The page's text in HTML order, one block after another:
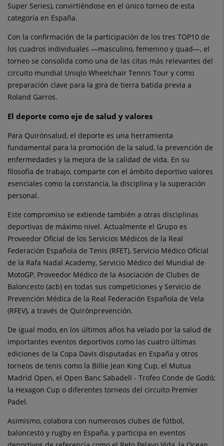
Super Series), convirtiéndose en el único torneo de esta
categoría en España.
Con la confirmación de la participación de los tres TOP10 de
los cuadros individuales —masculino, femenino y quad—, el
torneo se consolida como una de las citas más relevantes del
circuito mundial Uniqlo Wheelchair Tennis Tour y como
preparación clave para la gira de tierra batida previa a
Roland Garros.
El deporte como eje de salud y valores
Para Quirónsalud, el deporte es una herramienta
fundamental para la promoción de la salud, la prevención de
enfermedades y la mejora de la calidad de vida. En su
filosofía de trabajo, comparte con el ámbito deportivo valores
esenciales como la constancia, la disciplina y la superación
personal.
Este compromiso se extiende también a otras disciplinas
deportivas de máximo nivel. Actualmente el Grupo es
Proveedor Oficial de los Servicios Médicos de la Real
Federación Española de Tenis (RFET), Servicio Médico Oficial
de la Rafa Nadal Academy, Servicio Médico del Mundial de
MotoGP, Proveedor Médico de la Asociación de Clubes de
Baloncesto (acb) en todas sus competiciones y Servicio de
Prevención Médica de la Real Federación Española de Vela
(RFEV), a través de Quirónprevención.
De igual modo, en los últimos años ha velado por la salud de
importantes eventos deportivos como las cuatro últimas
ediciones de la Copa Davis disputadas en España y otros
torneos de tenis como la Billie Jean King Cup, el Mutua
Madrid Open, el Open Banc Sabadell - Trofeo Conde de Godó;
la Hexagon Cup o diferentes torneos del circuito Premier
Padel.
Asimismo, colabora con numerosos clubes de fútbol,
baloncesto y rugby en España, y participa en eventos